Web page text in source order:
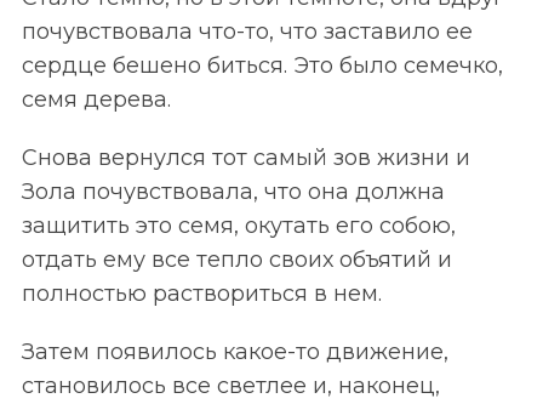
почувствовала что-то, что заставило ее
сердце бешено биться. Это было семечко,
семя дерева.
Снова вернулся тот самый зов жизни и
Зола почувствовала, что она должна
защитить это семя, окутать его собою,
отдать ему все тепло своих объятий и
полностью раствориться в нем.
Затем появилось какое-то движение,
становилось все светлее и, наконец,